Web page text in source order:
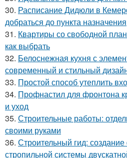
30. Расписание Дидюли в
добраться до пункта назначения
31. Квартиры со свободной
как выбрать
32. Белоснежная кухня с
современный и стильный
33. Простой способ утеплить
34. Профнастил для фронтона
и уход
35. Строительные работы:
своими руками
36. Строительный гид:
стропильной системы